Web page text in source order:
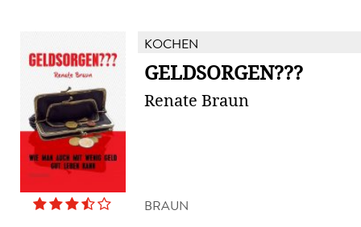
KOCHEN
GELDSORGEN???
Renate Braun
BRAUN